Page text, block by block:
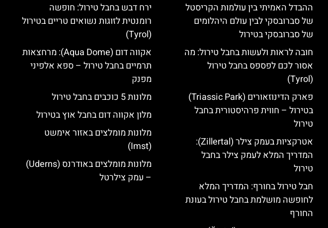
ההבדל האמיתי בין עולמות הקריסטל
של סברובסקי לבין עולם היהלומים
של סברובסקי בטירול
חובה לראות ולעשות בחבל טירול: מה
אסור לכם לפספס בחבל טירול
(Tyrol)
פארק הדינוזאורים (Triassic Park)
בטירול – חווית פרהיסטורית בחבל
טירול
אטרקציות בעמק צילר (Zillertal):
המדריך המלא לעמק צילר בחבל
טירול
חבל טירול בחורף: המדריך המלא
לחופשה מושלמת בחבל טירול בעונת
החורף
ירח דבש בחבל טירול: חופשה
רומנטית לזוגות נשואים טריים בטירול
(Tyrol)
אקווה דום (Aqua Dome): מרחצאות
תרמיים בחבל טירול – ספא אלפיני
מפנק
מלונות 5 כוכבים בחבל טירול
מלון אקווה דום בחבל אוץ בטירול
מלונות מומלצים באזור אימשט
(Imst)
מלונות מומלצים באודרנס (Uderns)
– עמק צילרטל